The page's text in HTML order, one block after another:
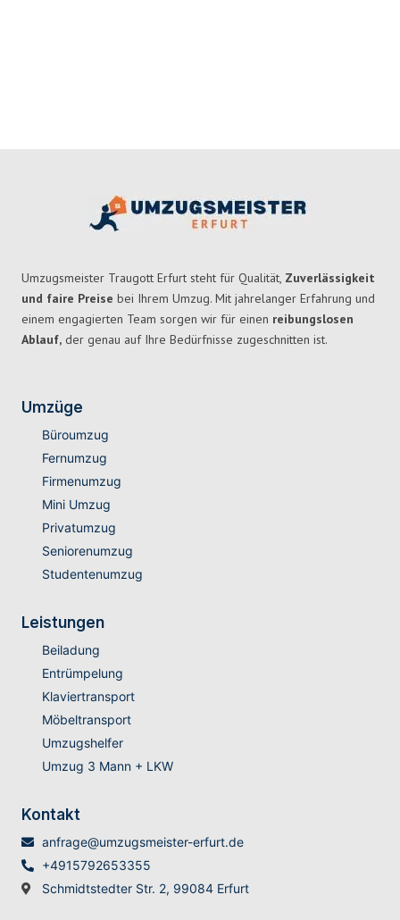
Umzugsmeister Traugott Erfurt steht für Qualität, Zuverlässigkeit
und faire Preise bei Ihrem Umzug. Mit jahrelanger Erfahrung und
einem engagierten Team sorgen wir für einen reibungslosen
Ablauf, der genau auf Ihre Bedürfnisse zugeschnitten ist.
Umzüge
Büroumzug
Fernumzug
Firmenumzug
Mini Umzug
Privatumzug
Seniorenumzug
Studentenumzug
Leistungen
Beiladung
Entrümpelung
Klaviertransport
Möbeltransport
Umzugshelfer
Umzug 3 Mann + LKW
Kontakt
anfrage@umzugsmeister-erfurt.de
+4915792653355
Schmidtstedter Str. 2, 99084 Erfurt